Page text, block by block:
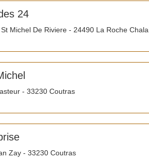
24
Michel De Riviere - 24490 La Roche
- 33230 Coutras
Zay - 33230 Coutras